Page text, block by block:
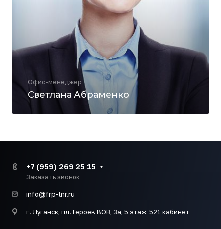
Офис-менеджер
Светлана Абраменко
+7 (959) 269 25 15
Заказать звонок
info@frp-lnr.ru
г. Луганск, пл. Героев ВОВ, 3а, 5 этаж, 521 кабинет